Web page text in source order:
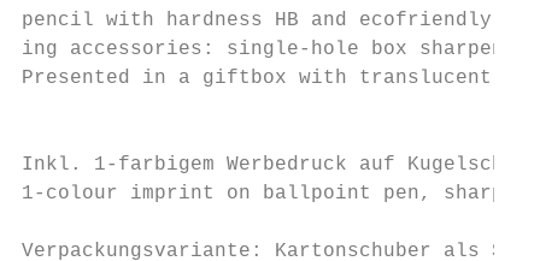
pencil with hardness HB and ecofriendly
ing accessories: single-hole box sharpener
Presented in a giftbox with
Inkl. 1-farbigem Werbedruck auf
1-colour imprint on ballpoint pen,
Verpackungsvariante: Kartonschuber als